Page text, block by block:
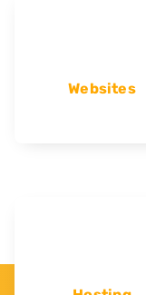
Websites